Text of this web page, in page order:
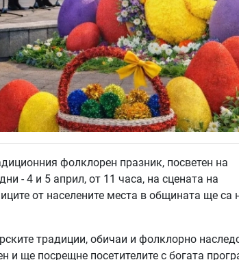
фолклорен празник, посветен на
- 4 и 5 април, от 11 часа, на сцената на
от населените места в общината ще са
традиции, обичаи и фолклорно
и ще посрещне посетителите с богата